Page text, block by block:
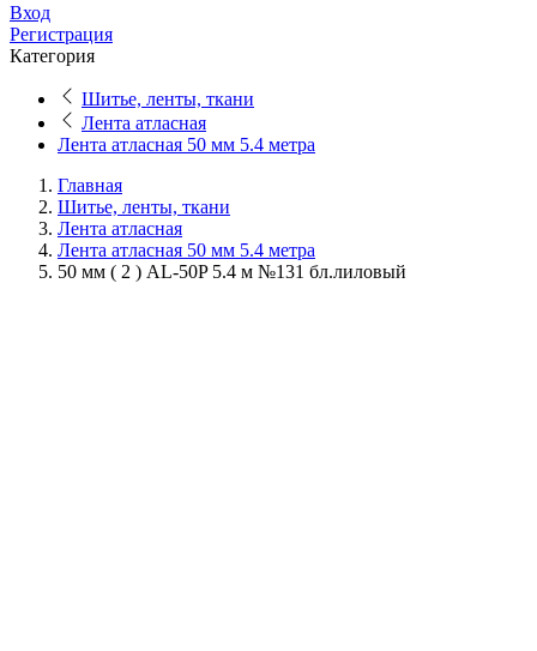
Вход
Регистрация
Категория
Шитье, ленты, ткани
Лента атласная
Лента атласная 50 мм 5.4 метра
Главная
Шитье, ленты, ткани
Лента атласная
Лента атласная 50 мм 5.4 метра
50 мм ( 2 ) AL-50P 5.4 м №131 бл.лиловый